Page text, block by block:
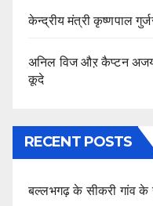
केन्द्रीय मंत्री कृष्णपाल
अनिल विज औऱ कैप्टन अजय
कूदे
RECENT POSTS
बल्लभगढ़ के सीकरी गांव